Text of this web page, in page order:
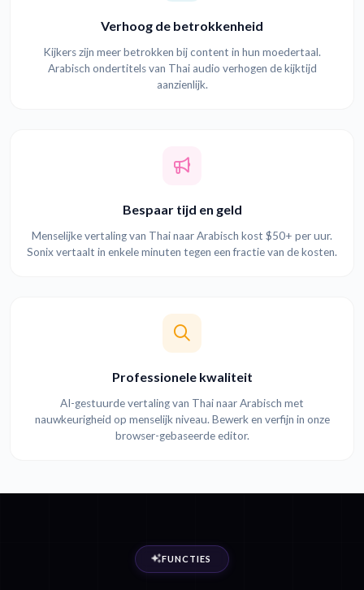
Verhoog de betrokkenheid
Kijkers zijn meer betrokken bij content in hun moedertaal.
Arabisch ondertitels van Thai audio verhogen de kijktijd
aanzienlijk.
Bespaar tijd en geld
Menselijke vertaling van Thai naar Arabisch kost $50+ per uur.
Sonix vertaalt in enkele minuten tegen een fractie van de kosten.
Professionele kwaliteit
AI-gestuurde vertaling van Thai naar Arabisch met
nauwkeurigheid op menselijk niveau. Bewerk en verfijn in onze
browser-gebaseerde editor.
FUNCTIES